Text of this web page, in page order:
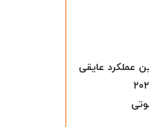
عملکرد عایقی